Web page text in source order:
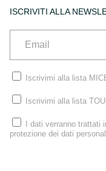
ISCRIVITI ALLA
Iscrivimi alla lista
Iscrivimi alla lista
I dati verranno trattati
protezione dei dati